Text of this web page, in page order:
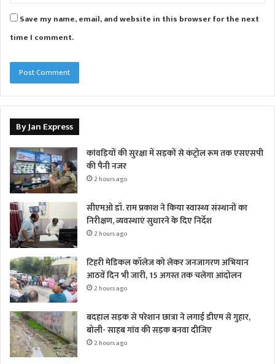
Save my name, email, and website in this browser for the next
time I comment.
By Jan Express
कांवड़ियों की सुरक्षा में सड़कों से कंट्रोल रूम तक एसएसपी
की पैनी नजर
2 hours ago
सीएमओ डॉ. राम प्रकाश ने किया स्वास्थ्य संस्थानों का
निरीक्षण, व्यवस्थाएं सुधारने के दिए निर्देश
2 hours ago
टिहरी मेडिकल कॉलेज को लेकर जनजागरण अभियान
आठवें दिन भी जारी, 15 अगस्त तक चलेगा आंदोलन
2 hours ago
बदहाल सड़क से परेशान छात्रा ने लगाई डीएम से गुहार,
बोली- साहब गांव की सड़क बनवा दीजिए
2 hours ago